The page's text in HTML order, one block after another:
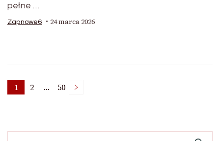
pełne …
Zapnowe6 24 marca 2026
Nawigacja
po
Strona
1 Strona
2 … Strona
50